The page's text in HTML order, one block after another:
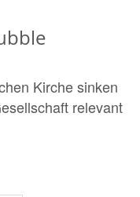
Kirche sinken
relevant